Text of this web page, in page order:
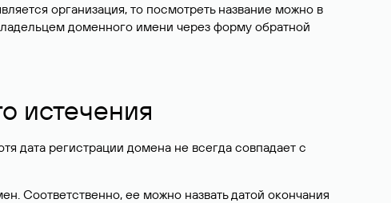
организация, то посмотреть название можно в
доменного имени через форму обратной
истечения
дата регистрации домена не всегда совпадает с
Соответственно, ее можно назвать датой окончания